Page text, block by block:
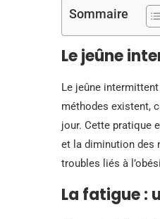
Sommaire
Le jeûne
Le jeûne
méthodes existent,
jour. Cette pratique
et la diminution des
troubles liés à
La fatigue :